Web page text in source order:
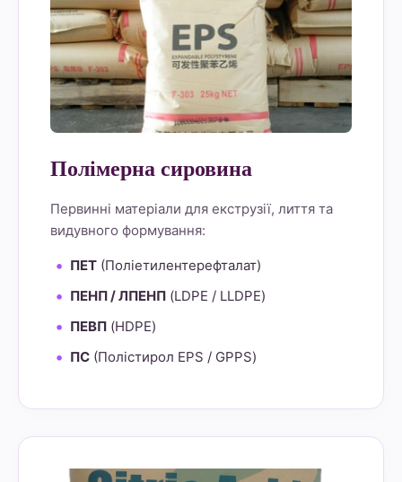
Полімерна сировина
Первинні матеріали для екструзії, лиття та
видувного формування:
ПЕТ (Поліетилентерефталат)
ПЕНП / ЛПЕНП (LDPE / LLDPE)
ПЕВП (HDPE)
ПС (Полістирол EPS / GPPS)